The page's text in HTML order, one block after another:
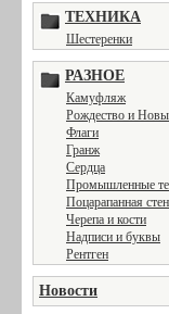
ТЕХНИКА
Шестеренки
РАЗНОЕ
Камуфляж
Рождество и
Флаги
Гранж
Сердца
Промышленные
Поцарапанная
Черепа и кости
Надписи и буквы
Рентген
Новости